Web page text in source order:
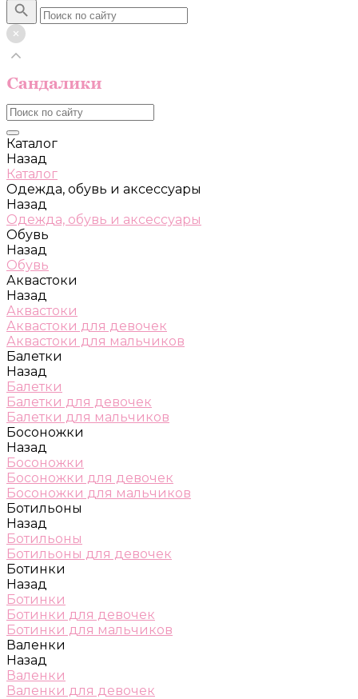
Каталог
Назад
Каталог
Одежда, обувь и аксессуары
Назад
Одежда, обувь и аксессуары
Обувь
Назад
Обувь
Аквастоки
Назад
Аквастоки
Аквастоки для девочек
Аквастоки для мальчиков
Балетки
Назад
Балетки
Балетки для девочек
Балетки для мальчиков
Босоножки
Назад
Босоножки
Босоножки для девочек
Босоножки для мальчиков
Ботильоны
Назад
Ботильоны
Ботильоны для девочек
Ботинки
Назад
Ботинки
Ботинки для девочек
Ботинки для мальчиков
Валенки
Назад
Валенки
Валенки для девочек